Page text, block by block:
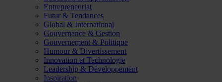
Entrepreneuriat
Futur & Tendances
Global & International
Gouvernance & Gestion
Gouvernement & Politique
Humour & Divertissement
Innovation et Technologie
Leadership & Développement
Inspiration